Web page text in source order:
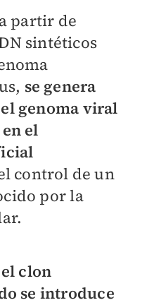
partir de
sintéticos
se genera
genoma viral
el
control de un
por la
el clon
se introduce